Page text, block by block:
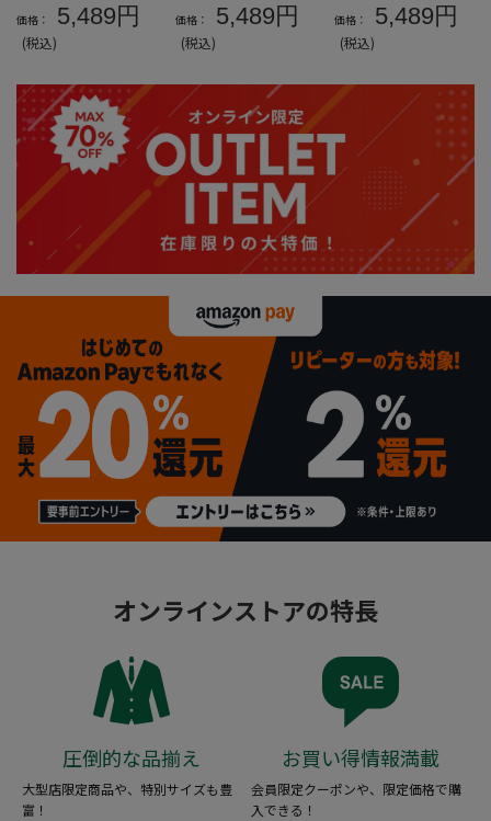
価格： 5,489円
(税込)
価格： 5,489円
(税込)
価格： 5,489円
(税込)
オンラインストアの特長
圧倒的な品揃え
大型店限定商品や、特別サイズも豊
富！
お買い得情報満載
会員限定クーポンや、限定価格で購
入できる！